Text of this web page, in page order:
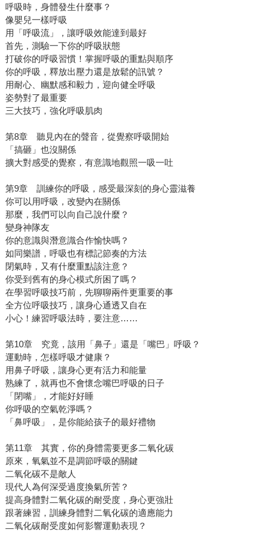
呼吸時，身體發生什麼事？
像嬰兒一樣呼吸
用「呼吸流」，讓呼吸效能達到最好
首先，測驗一下你的呼吸狀態
打破你的呼吸習慣！掌握呼吸的重點與順序
你的呼吸，釋放出壓力還是放鬆的訊號？
用耐心、幽默感和毅力，迎向健全呼吸
姿勢對了最重要
三大技巧，強化呼吸肌肉
第8章 聽見內在的聲音，從覺察呼吸開始
「搞砸」也沒關係
擴大對感受的覺察，有意識地觀照一吸一吐
第9章 訓練你的呼吸，感受最深刻的身心靈滋養
你可以用呼吸，改變內在關係
那麼，我們可以向自己說什麼？
變身神隊友
你的意識與潛意識合作愉快嗎？
如同樂譜，呼吸也有標記節奏的方法
閉氣時，又有什麼重點該注意？
你受到舊有的身心模式所困了嗎？
在學習呼吸技巧前，先聊聊兩件更重要的事
全方位呼吸技巧，讓身心通透又自在
小心！練習呼吸法時，要注意……
第10章 究竟，該用「鼻子」還是「嘴巴」呼吸？
運動時，怎樣呼吸才健康？
用鼻子呼吸，讓身心更有活力和能量
熟練了，就再也不會懷念嘴巴呼吸的日子
「閉嘴」，才能好好睡
你呼吸的空氣乾淨嗎？
「鼻呼吸」，是你能給孩子的最好禮物
第11章 其實，你的身體需要更多二氧化碳
原來，氧氣並不是調節呼吸的關鍵
二氧化碳不是敵人
現代人為何深受過度換氣所苦？
提高身體對二氧化碳的耐受度，身心更強壯
跟著練習，訓練身體對二氧化碳的適應能力
二氧化碳耐受度如何影響運動表現？